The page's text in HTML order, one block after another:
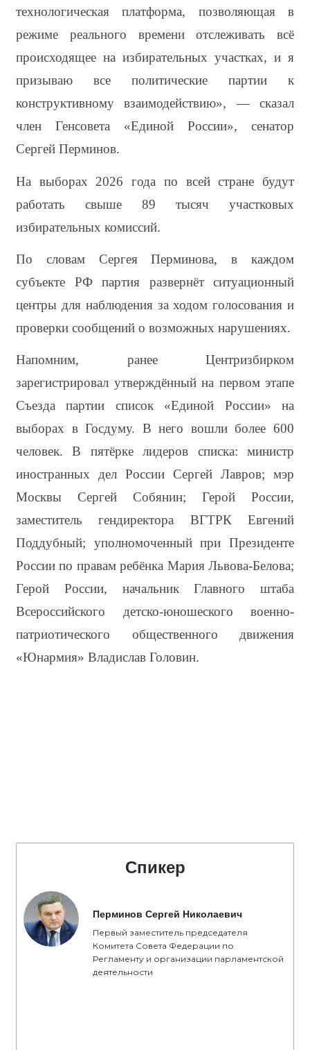
технологическая платформа, позволяющая в
режиме реального времени отслеживать всё
происходящее на избирательных участках, и я
призываю все политические партии к
конструктивному взаимодействию», — сказал
член Генсовета «Единой России», сенатор
Сергей Перминов.
На выборах 2026 года по всей стране будут
работать свыше 89 тысяч участковых
избирательных комиссий.
По словам Сергея Перминова, в каждом
субъекте РФ партия развернёт ситуационный
центры для наблюдения за ходом голосования и
проверки сообщений о возможных нарушениях.
Напомним, ранее Центризбирком
зарегистрировал утверждённый на первом этапе
Съезда партии список «Единой России» на
выборах в Госдуму. В него вошли более 600
человек. В пятёрке лидеров списка: министр
иностранных дел России Сергей Лавров; мэр
Москвы Сергей Собянин; Герой России,
заместитель гендиректора ВГТРК Евгений
Поддубный; уполномоченный при Президенте
России по правам ребёнка Мария Львова-Белова;
Герой России, начальник Главного штаба
Всероссийского детско-юношеского военно-
патриотического общественного движения
«Юнармия» Владислав Головин.
Спикер
Перминов Сергей Николаевич
Первый заместитель председателя
Комитета Совета Федерации по
Регламенту и организации парламентской
деятельности